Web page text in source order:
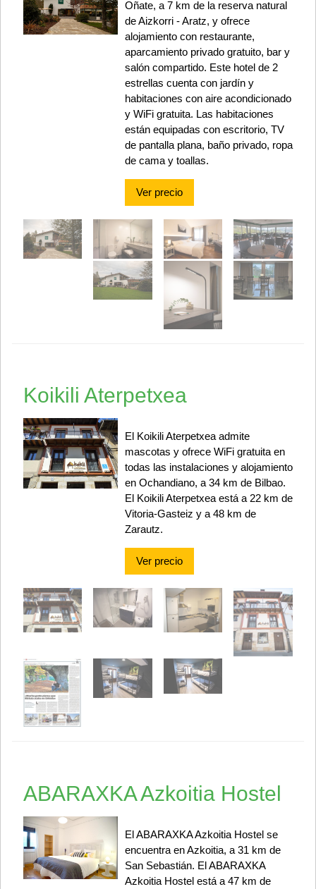
Oñate, a 7 km de la reserva natural
de Aizkorri - Aratz, y ofrece
alojamiento con restaurante,
aparcamiento privado gratuito, bar y
salón compartido. Este hotel de 2
estrellas cuenta con jardín y
habitaciones con aire acondicionado
y WiFi gratuita. Las habitaciones
están equipadas con escritorio, TV
de pantalla plana, baño privado, ropa
de cama y toallas.
Ver precio
Koikili Aterpetxea
El Koikili Aterpetxea admite
mascotas y ofrece WiFi gratuita en
todas las instalaciones y alojamiento
en Ochandiano, a 34 km de Bilbao.
El Koikili Aterpetxea está a 22 km de
Vitoria-Gasteiz y a 48 km de
Zarautz.
Ver precio
ABARAXKA Azkoitia Hostel
El ABARAXKA Azkoitia Hostel se
encuentra en Azkoitia, a 31 km de
San Sebastián. El ABARAXKA
Azkoitia Hostel está a 47 km de